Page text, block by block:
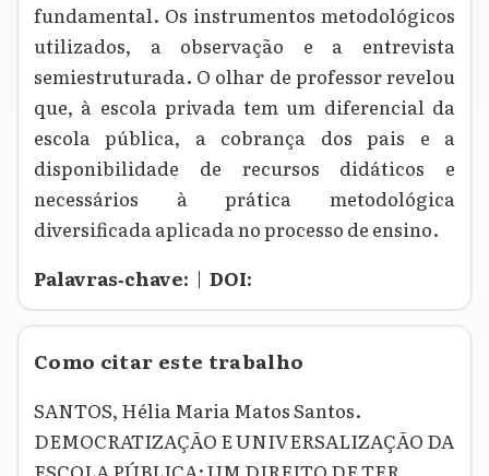
fundamental. Os instrumentos metodológicos
utilizados, a observação e a entrevista
semiestruturada. O olhar de professor revelou
que, à escola privada tem um diferencial da
escola pública, a cobrança dos pais e a
disponibilidade de recursos didáticos e
necessários à prática metodológica
diversificada aplicada no processo de ensino.
Palavras‑chave: | DOI:
Como citar este trabalho
SANTOS, Hélia Maria Matos Santos.
DEMOCRATIZAÇÃO E UNIVERSALIZAÇÃO DA